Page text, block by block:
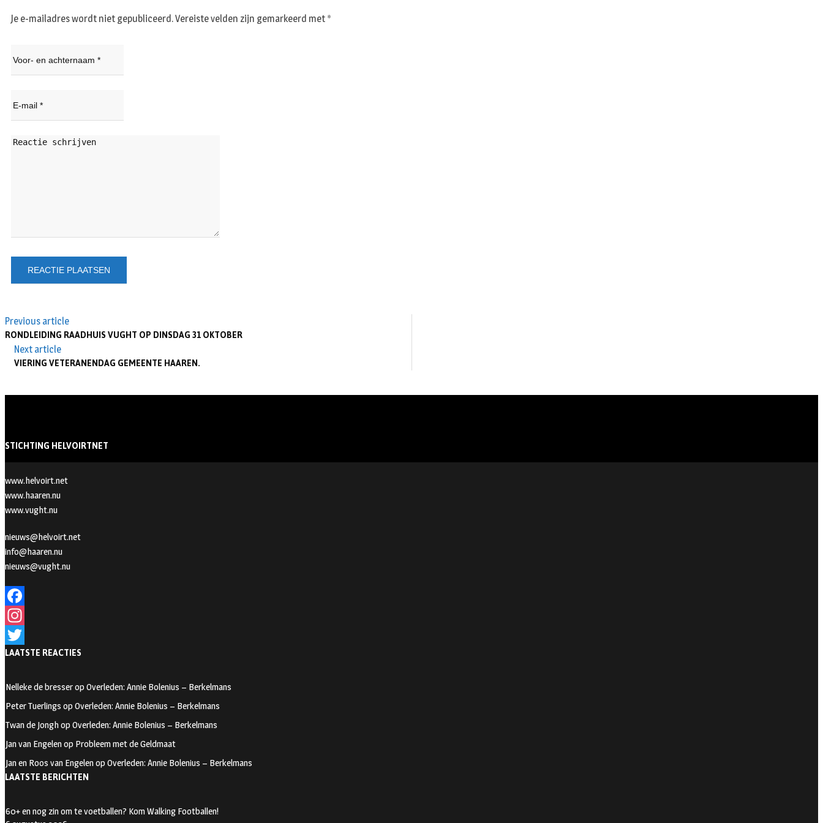
Previous article
RONDLEIDING RAADHUIS VUGHT OP DINSDAG 31 OKTOBER
Next article
VIERING VETERANENDAG GEMEENTE HAAREN.
Je e-mailadres wordt niet gepubliceerd.Vereiste velden zijn gemarkeerd met *
STICHTING HELVOIRTNET
www.helvoirt.net
www.haaren.nu
www.vught.nu
nieuws@helvoirt.net
info@haaren.nu
nieuws@vught.nu
F
a
c
b
o
k
n
t
a
r
a
T
i
t
e
r
LAATSTE REACTIES
Nelleke de bresserop Overleden: Annie Bolenius – Berkelmans
Peter Tuerlings op Overleden: Annie Bolenius – Berkelmans
Twan de Jonghop Overleden: Annie Bolenius – Berkelmans
Jan van Engelenop Probleem met de Geldmaat
Jan en Roos van Engelenop Overleden: Annie Bolenius – Berkelmans
LAATSTE BERICHTEN
60+ en nog zin om te voetballen? Kom Walking Footballen!